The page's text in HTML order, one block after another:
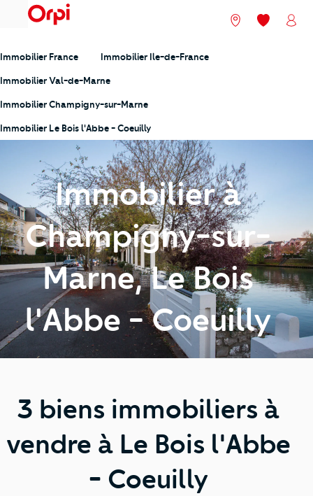
menu Nos agences
Mes
Immobilier France Immobilier Ile-de-France
Immobilier Val-de-Marne
Immobilier Champigny-sur-Marne
Immobilier Le Bois l'Abbe - Coeuilly
Immobilier à
Champigny-sur-
Marne, Le Bois
l'Abbe - Coeuilly
3 biens immobiliers à
vendre à Le Bois l'Abbe
- Coeuilly